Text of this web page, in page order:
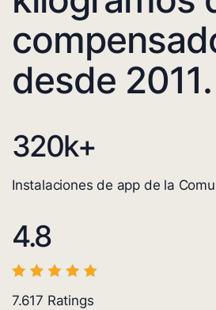
desde 2011.
320k+
Instalaciones de app de la
4.8
7.617 Ratings